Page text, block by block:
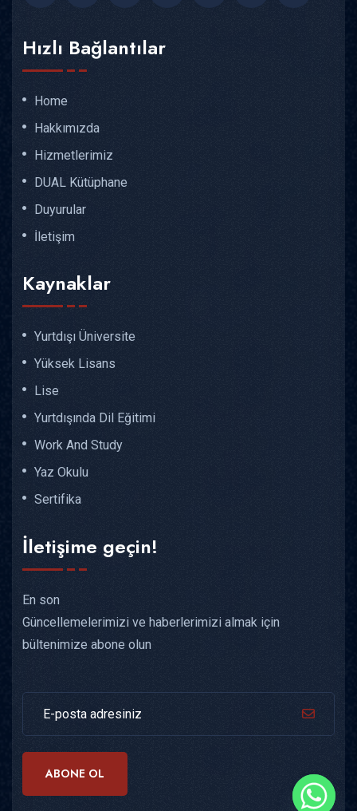
Hızlı Bağlantılar
Home
Hakkımızda
Hizmetlerimiz
DUAL Kütüphane
Duyurular
İletişim
Kaynaklar
Yurtdışı Üniversite
Yüksek Lisans
Lise
Yurtdışında Dil Eğitimi
Work And Study
Yaz Okulu
Sertifika
İletişime geçin!
En son
Güncellemelerimizi ve haberlerimizi almak için
bültenimize abone olun
ABONE OL